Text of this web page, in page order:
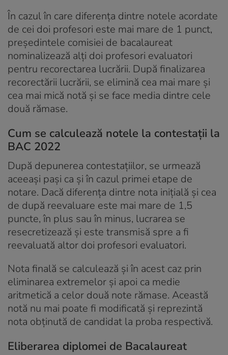
În cazul în care diferența dintre notele acordate
de cei doi profesori este mai mare de 1 punct,
președintele comisiei de bacalaureat
nominalizează alți doi profesori evaluatori
pentru recorectarea lucrării. După finalizarea
recorectării lucrării, se elimină cea mai mare și
cea mai mică notă și se face media dintre cele
două rămase.
Cum se calculează notele la contestații la
BAC 2022
După depunerea contestațiilor, se urmează
aceeași pași ca și în cazul primei etape de
notare. Dacă diferența dintre nota inițială și cea
de după reevaluare este mai mare de 1,5
puncte, în plus sau în minus, lucrarea se
resecretizează și este transmisă spre a fi
reevaluată altor doi profesori evaluatori.
Nota finală se calculează și în acest caz prin
eliminarea extremelor și apoi ca medie
aritmetică a celor două note rămase. Această
notă nu mai poate fi modificată și reprezintă
nota obținută de candidat la proba respectivă.
Eliberarea diplomei de Bacalaureat